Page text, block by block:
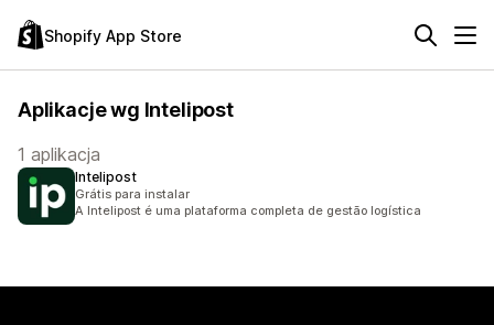
Shopify App Store
Aplikacje wg Intelipost
1 aplikacja
Intelipost
Grátis para instalar
A Intelipost é uma plataforma completa de gestão logística